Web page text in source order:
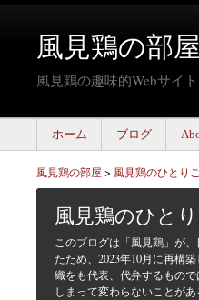
風見鶏の部屋
風見鶏の趣味的Webサイト
ホーム ブログ
風見鶏の部屋 > 風見鶏のひとり
風見鶏のひと
このブログは「風見鶏」が
たため、2023年10月に再構
織をも代表、代弁するもの
しまって変わらないことが